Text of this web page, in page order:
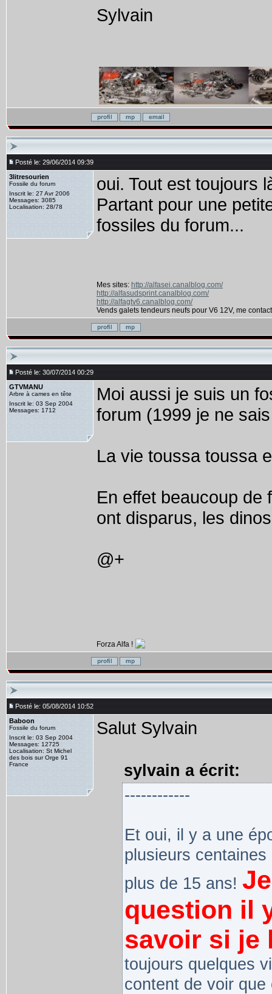
Sylvain
Posté le: 29/06/2014 09:39
3litresourien
Fossile du forum
Inscrit le: 27 Avr 2006
Messages: 3085
Localisation: 28/78
oui. Tout est toujours
Partant pour une
fossiles du forum...
Mes sites: http://alfasei.canalblog.com/
http://alfasudsprint.canalblog.com/
http://alfagtv6.canalblog.com/
Vends galets tendeurs neufs pour V6 12V, me
Posté le: 30/07/2014 00:29
GTVMANU
Arbre à cames en tête
Inscrit le: 03 Sep 2004
Messages: 1712
Moi aussi je suis un
forum (1999 je ne
La vie toussa toussa
En effet beaucoup de
ont disparus, les
@+
Forza Alfa !
Posté le: 05/08/2014 10:52
Baboon
Fossile du forum
Inscrit le: 03 Sep 2004
Messages: 12725
Localisation: St Michel
des bois sur Orge 91
France
Salut Sylvain
sylvain a écrit:
------------
Et oui, il y a une
plusieurs
plus de 15 ans!
question il
savoir si je
toujours quelques
content de voir